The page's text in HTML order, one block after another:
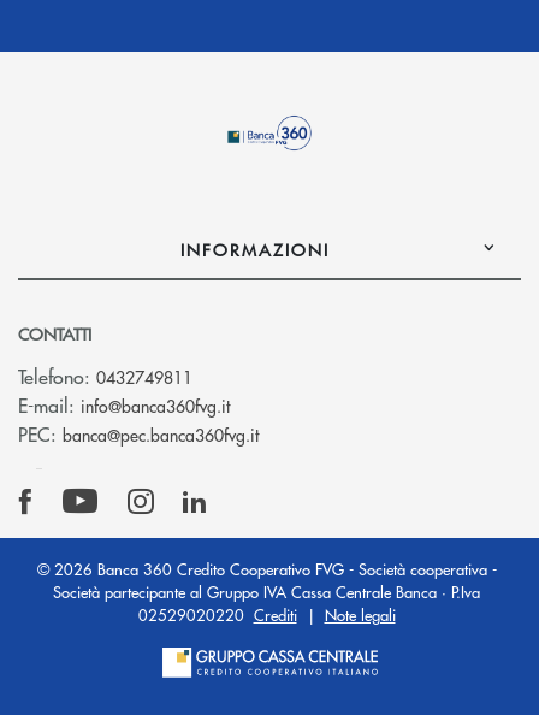
INFORMAZIONI
CONTATTI
Telefono: 0432749811
E-mail: info@banca360fvg.it(si apre l’app di posta elettronica)
PEC: banca@pec.banca360fvg.it(si apre l’app di posta elettronica)
© 2026 Banca 360 Credito Cooperativo FVG - Società cooperativa -
Società partecipante al Gruppo IVA Cassa Centrale Banca · P.Iva
02529020220 Crediti| Note legali